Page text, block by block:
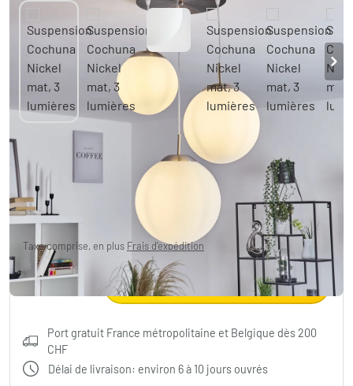
Suspension Cochuna Nickel mat, 3 lumières
-9% 167.95 CHF
Vous économisez 18.00 CHF PVC: 185.95 CHF
Taxe comprise, en plus Frais d'expédition
Ajouter au panier
Port gratuit France métropolitaine et Belgique dès 200
CHF
Délai de livraison: environ 6 à 10 jours ouvrés